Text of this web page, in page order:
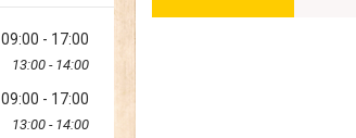
09:00 17:00
13:00 14:00
09:00 17:00
13:00 14:00